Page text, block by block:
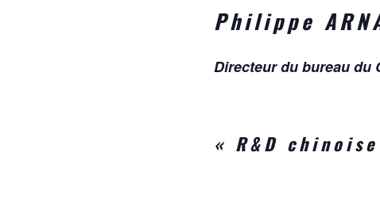
Philippe
Directeur du bureau du
« R&D